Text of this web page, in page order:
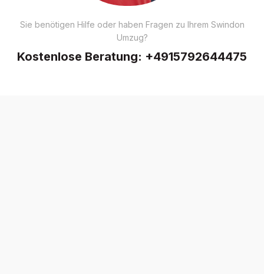
Sie benötigen Hilfe oder haben Fragen zu Ihrem Swindon
Umzug?
Kostenlose Beratung: +4915792644475